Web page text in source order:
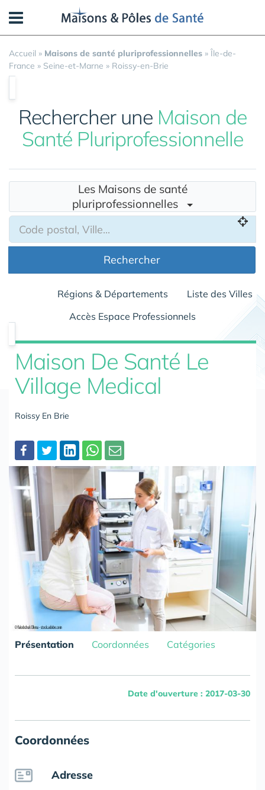
Accueil » Maisons de santé pluriprofessionnelles » Île-de-
France » Seine-et-Marne » Roissy-en-Brie
Rechercher une Maison de
Santé Pluriprofessionnelle
Les Maisons de santé
pluriprofessionnelles
Rechercher
Régions & Départements
Liste des Villes
Accès Espace Professionnels
Maison De Santé Le
Village Medical
Roissy En Brie
Partager
Présentation Coordonnées Catégories
Date d'ouverture : 2017-03-30
Coordonnées
Adresse
Panneau de gestion des cookies